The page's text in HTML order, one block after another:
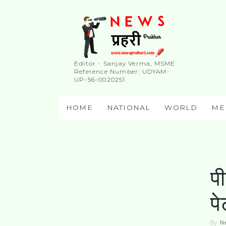
Editor - Sanjay Verma, MSME
Reference Number: UDYAM-
UP-56-0020251
HOME NATIONAL WORLD
By